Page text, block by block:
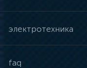
электротехника
faq